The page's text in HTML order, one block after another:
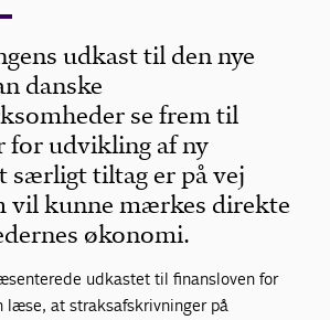
udkast til den nye
danske
se frem til
for udvikling af ny
særligt tiltag er på vej
vil kunne mærkes direkte
økonomi.
udkastet til finansloven for
læse, at straksafskrivninger på